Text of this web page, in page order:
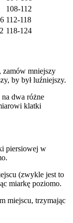
108-112
112-118
118-124
zamów mniejszy
by był luźniejszy.
dwa różne
klatki
piersiowej w
(zwykle jest to
miarkę poziomo.
miejscu, trzymając